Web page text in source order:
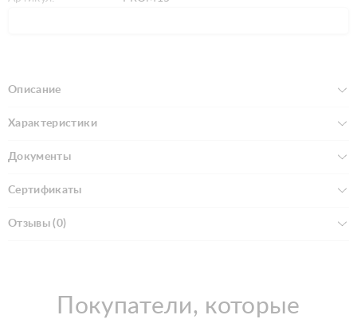
Описание
Характеристики
Документы
Сертификаты
Отзывы (0)
Покупатели, которые